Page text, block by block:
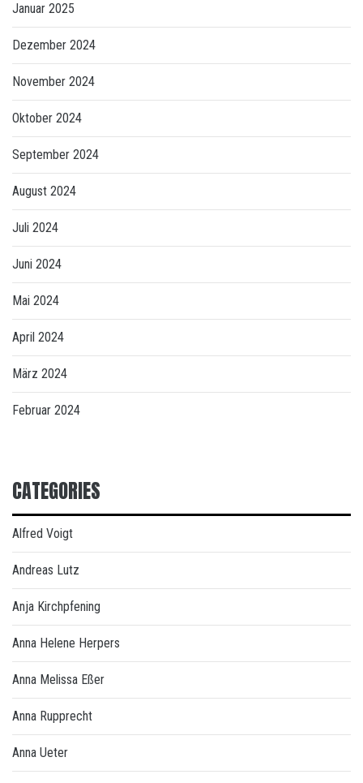
Januar 2025
Dezember 2024
November 2024
Oktober 2024
September 2024
August 2024
Juli 2024
Juni 2024
Mai 2024
April 2024
März 2024
Februar 2024
CATEGORIES
Alfred Voigt
Andreas Lutz
Anja Kirchpfening
Anna Helene Herpers
Anna Melissa Eßer
Anna Rupprecht
Anna Ueter